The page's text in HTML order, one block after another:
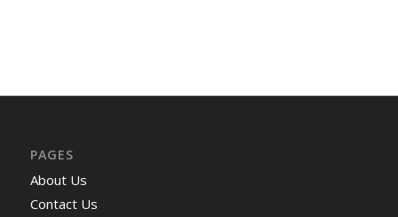
PAGES
About Us
Contact Us